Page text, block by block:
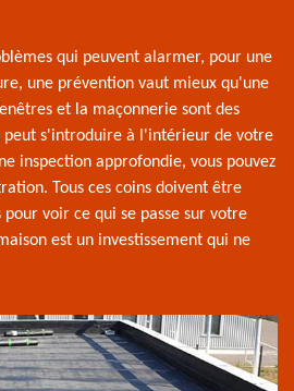
qui peuvent alarmer, pour une
une prévention vaut mieux qu'une
et la maçonnerie sont des
peut s'introduire à l'intérieur de votre
inspection approfondie, vous pouvez
Tous ces coins doivent être
voir ce qui se passe sur votre
est un investissement qui ne